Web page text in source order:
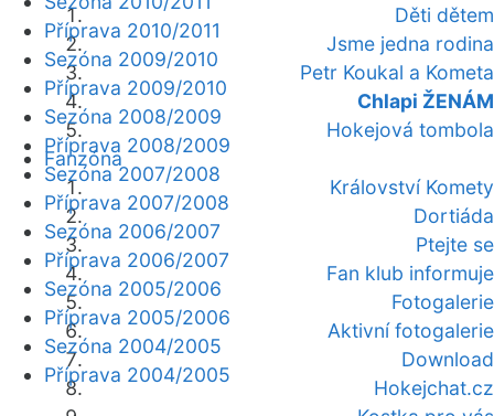
Děti dětem
Jsme jedna rodina
Petr Koukal a Kometa
Chlapi ŽENÁM
Hokejová tombola
Fanzóna
Království Komety
Dortiáda
Ptejte se
Fan klub informuje
Fotogalerie
Aktivní fotogalerie
Download
Hokejchat.cz
Příprava 2010/2011
Sezóna 2009/2010
Příprava 2009/2010
Sezóna 2008/2009
Příprava 2008/2009
Sezóna 2007/2008
Příprava 2007/2008
Sezóna 2006/2007
Příprava 2006/2007
Sezóna 2005/2006
Příprava 2005/2006
Sezóna 2004/2005
Příprava 2004/2005